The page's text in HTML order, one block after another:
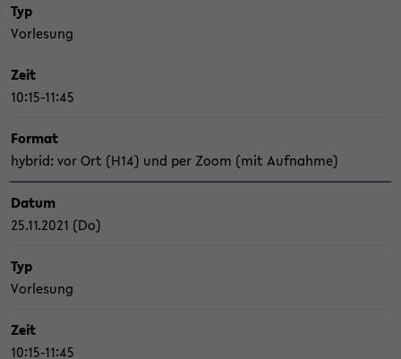
Typ
Vor­le­sung
Zeit
10:15-11:45
For­mat
hy­brid: vor Ort (H14) und per Zoom (mit Auf­nah­me)
Datum
25.11.2021 (Do)
Typ
Vor­le­sung
Zeit
10:15-11:45